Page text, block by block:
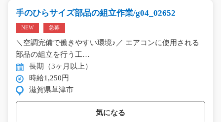
手のひらサイズ部品の組立作業/g04_02652
NEW 急募
＼空調完備で働きやすい環境♪／ エアコンに使用される
部品の組立を行う工…
長期（3ヶ月以上）
時給1,250円
滋賀県草津市
気になる